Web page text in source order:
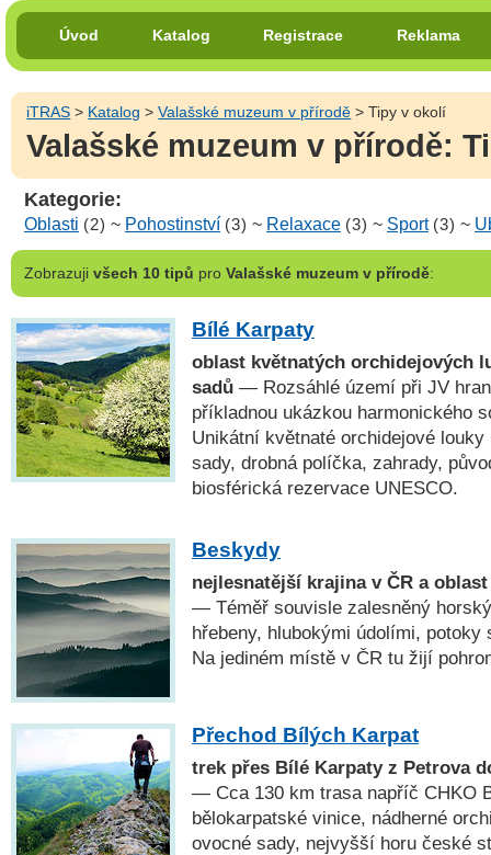
Úvod Katalog Registrace Reklama
iTRAS > Katalog >Valašské muzeum v přírodě > Tipy v okolí
Valašské muzeum v přírodě:
Kategorie:
Oblasti (2) ~ Pohostinství (3) ~ Relaxace (3) ~ Sport (3) ~
Zobrazuji všech 10 tipů pro Valašské muzeum v přírodě:
Bílé Karpaty
oblast květnatých orchidejových
sadů — Rozsáhlé území při JV
příkladnou ukázkou harmonického
Unikátní květnaté orchidejové
sady, drobná políčka, zahrady,
biosférická rezervace UNESCO.
Beskydy
nejlesnatější krajina v ČR a
— Téměř souvisle zalesněný
hřebeny, hlubokými údolími, potoky
Na jediném místě v ČR tu žijí
Přechod Bílých Karpat
trek přes Bílé Karpaty z Petrova
— Cca 130 km trasa napříč CHKO
bělokarpatské vinice, nádherné
ovocné sady, nejvyšší horu české